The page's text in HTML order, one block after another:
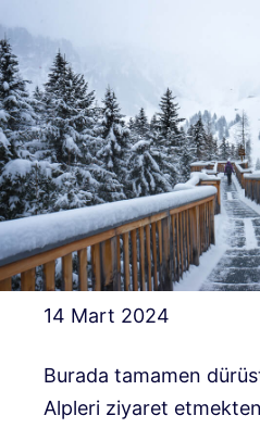
14 Mart 2024
Burada tamamen dürüst
Alpleri ziyaret